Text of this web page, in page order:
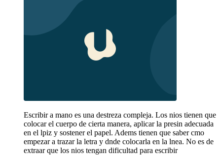
Escribir a mano es una destreza compleja. Los nios tienen que
colocar el cuerpo de cierta manera, aplicar la presin adecuada
en el lpiz y sostener el papel. Adems tienen que saber cmo
empezar a trazar la letra y dnde colocarla en la lnea. No es de
extraar que los nios tengan dificultad para escribir